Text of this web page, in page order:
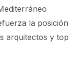
la posición
arquitectos y top